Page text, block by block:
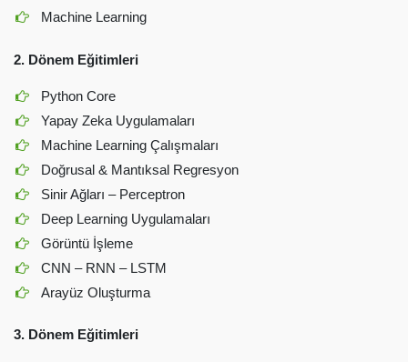
Machine Learning
2. Dönem Eğitimleri
Python Core
Yapay Zeka Uygulamaları
Machine Learning Çalışmaları
Doğrusal & Mantıksal Regresyon
Sinir Ağları – Perceptron
Deep Learning Uygulamaları
Görüntü İşleme
CNN – RNN – LSTM
Arayüz Oluşturma
3. Dönem Eğitimleri